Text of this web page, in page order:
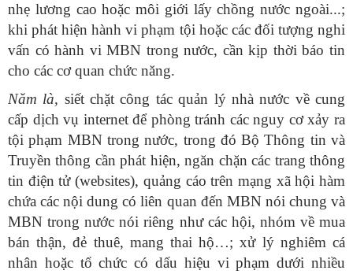
nhẹ lương cao hoặc môi giới lấy chồng nước ngoài...;
khi phát hiện hành vi phạm tội hoặc các đối tượng nghi
vấn có hành vi MBN trong nước, cần kịp thời báo tin
cho các cơ quan chức năng.
Năm là, siết chặt công tác quản lý nhà nước về cung
cấp dịch vụ internet để phòng tránh các nguy cơ xảy ra
tội phạm MBN trong nước, trong đó Bộ Thông tin và
Truyền thông cần phát hiện, ngăn chặn các trang thông
tin điện tử (websites), quảng cáo trên mạng xã hội hàm
chứa các nội dung có liên quan đến MBN nói chung và
MBN trong nước nói riêng như các hội, nhóm về mua
bán thận, đẻ thuê, mang thai hộ…; xử lý nghiêm cá
nhân hoặc tổ chức có dấu hiệu vi phạm dưới nhiều